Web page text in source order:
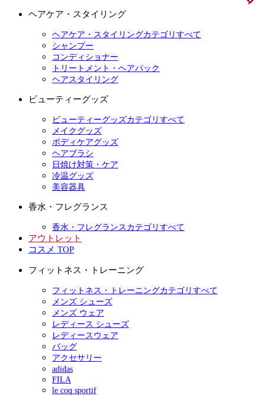
ヘアケア・スタイリング
ヘアケア・スタイリングカテゴリすべて
シャンプー
コンディショナー
トリートメント・ヘアパック
ヘアスタイリング
ビューティーグッズ
ビューティーグッズカテゴリすべて
メイクグッズ
ボディケアグッズ
ヘアブラシ
日焼け対策・ケア
冷温グッズ
美容器具
香水・フレグランス
香水・フレグランスカテゴリすべて
アウトレット
コスメ TOP
フィットネス・トレーニング
フィットネス・トレーニングカテゴリすべて
メンズ シューズ
メンズ ウェア
レディース シューズ
レディースウェア
バッグ
アクセサリー
adidas
FILA
le coq sportif